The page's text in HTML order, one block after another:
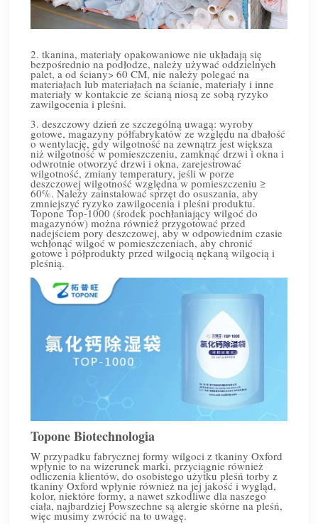
2. tkanina, materiały opakowaniowe nie układają się
bezpośrednio na podłodze, należy używać oddzielnych
palet, a od ściany> 60 CM, nie należy polegać na
materiałach lub materiałach na ścianie, materiały i inne
materiały w kontakcie ze ścianą niosą ze sobą ryzyko
zawilgocenia i pleśni.
3. deszczowy dzień ze szczególną uwagą: wyroby
gotowe, magazyny półfabrykatów ze względu na dbałość
o wentylację, gdy wilgotność na zewnątrz jest większa
niż wilgotność w pomieszczeniu, zamknąć drzwi i okna i
odwrotnie otworzyć drzwi i okna, zarejestrować
wilgotność, zmiany temperatury, jeśli w porze
deszczowej wilgotność względna w pomieszczeniu ≥
60%. Należy zainstalować sprzęt do osuszania, aby
zmniejszyć ryzyko zawilgocenia i pleśni produktu.
Topone Top-1000 (środek pochłaniający wilgoć do
magazynów) można również przygotować przed
nadejściem pory deszczowej, aby w odpowiednim czasie
wchłonąć wilgoć w pomieszczeniach, aby chronić
gotowe i półprodukty przed wilgocią nękaną wilgocią i
pleśnią.
Topone Biotechnologia
W przypadku fabrycznej formy wilgoci z tkaniny Oxford
wpłynie to na wizerunek marki, przyciągnie również
odliczenia klientów, do osobistego użytku pleśń torby z
tkaniny Oxford wpłynie również na jej jakość i wygląd,
kolor, niektóre formy, a nawet szkodliwe dla naszego
ciała, najbardziej Powszechne są alergie skórne na pleśń,
więc musimy zwrócić na to uwagę.